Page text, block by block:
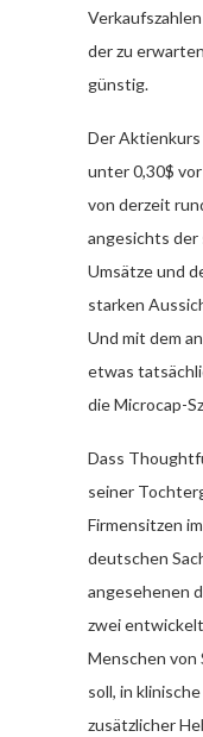
der zu
günstig.
Der Aktienkurs
unter 0,30$
von derzeit
angesichts
Umsätze und
starken
Und mit dem
etwas
die Microcap-
Dass
seiner
Firmensitzen
deutschen
angesehenen
zwei
Menschen
soll, in
zusätzlicher